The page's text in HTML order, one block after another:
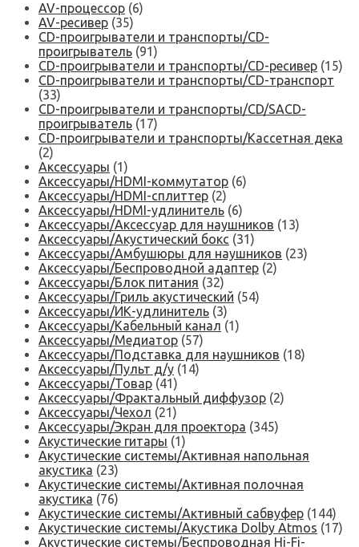
AV-процессор (6)
AV-ресивер (35)
CD-проигрыватели и транспорты/CD-
проигрыватель (91)
CD-проигрыватели и транспорты/CD-ресивер (15)
CD-проигрыватели и транспорты/CD-транспорт
(33)
CD-проигрыватели и транспорты/CD/SACD-
проигрыватель (17)
CD-проигрыватели и транспорты/Кассетная дека
(2)
Аксессуары (1)
Аксессуары/HDMI-коммутатор (6)
Аксессуары/HDMI-сплиттер (2)
Аксессуары/HDMI-удлинитель (6)
Аксессуары/Аксессуар для наушников (13)
Аксессуары/Акустический бокс (31)
Аксессуары/Амбушюры для наушников (23)
Аксессуары/Беспроводной адаптер (2)
Аксессуары/Блок питания (32)
Аксессуары/Гриль акустический (54)
Аксессуары/ИК-удлинитель (3)
Аксессуары/Кабельный канал (1)
Аксессуары/Медиатор (57)
Аксессуары/Подставка для наушников (18)
Аксессуары/Пульт д/у (14)
Аксессуары/Товар (41)
Аксессуары/Фрактальный диффузор (2)
Аксессуары/Чехол (21)
Аксессуары/Экран для проектора (345)
Акустические гитары (1)
Акустические системы/Активная напольная
акустика (23)
Акустические системы/Активная полочная
акустика (76)
Акустические системы/Активный сабвуфер (144)
Акустические системы/Акустика Dolby Atmos (17)
Акустические системы/Беспроводная Hi-Fi-